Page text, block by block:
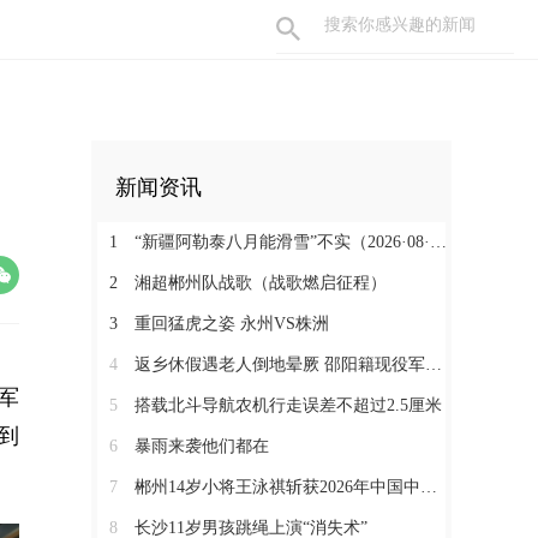
新闻资讯
1 “新疆阿勒泰八月能滑雪”不实（2026·08·07）
2 湘超郴州队战歌（战歌燃启征程）
3 重回猛虎之姿 永州VS株洲
4 返乡休假遇老人倒地晕厥 邵阳籍现役军人挺身而出
5 搭载北斗导航农机行走误差不超过2.5厘米
6 暴雨来袭他们都在
7 郴州14岁小将王泳祺斩获2026年中国中学生攀岩锦标赛一金两铜
8 长沙11岁男孩跳绳上演“消失术”